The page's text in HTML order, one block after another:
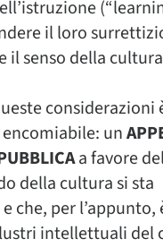
il loro
il senso della
considerazioni
un
a favore
della cultura si sta
che, per l’appunto,
intellettuali del